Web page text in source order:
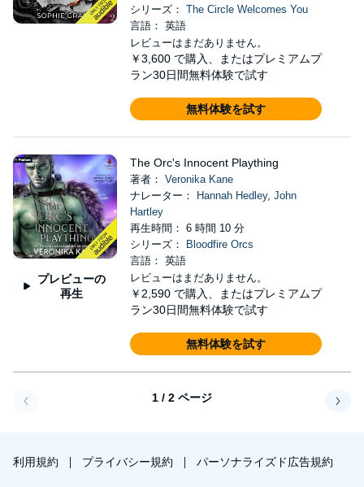
シリーズ： The Circle Welcomes You
言語： 英語
レビューはまだありません。
￥3,600 で購入、またはプレミアムプ
ラン30日間無料体験で試す
無料体験を試す
プレビューの
再生
The Orc's Innocent Plaything
著者： Veronika Kane
ナレーター：
Hannah Hedley, John
Hartley
再生時間： 6 時間 10 分
シリーズ：
Bloodfire Orcs
言語： 英語
レビューはまだありません。
￥2,590 で購入、またはプレミアムプ
ラン30日間無料体験で試す
無料体験を試す
1 / 2 ページ
利用規約 プライバシー規約 パーソナライズド広告規約